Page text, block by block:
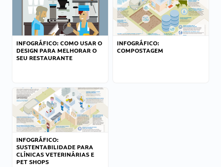
INFOGRÁFICO: COMO USAR O
DESIGN PARA MELHORAR O
SEU RESTAURANTE
INFOGRÁFICO:
COMPOSTAGEM
INFOGRÁFICO:
SUSTENTABILIDADE PARA
CLÍNICAS VETERINÁRIAS E
PET SHOPS